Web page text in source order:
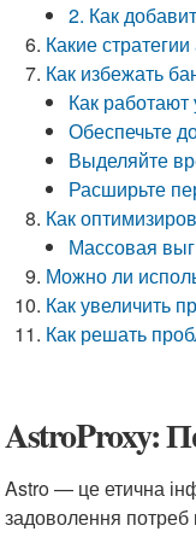
2. Как
Какие
Как избежать
Как
Обеспечьте
Выделяйте
Расширьте
Как
Массовая
Можно ли
Как увеличить
Как решать
AstroProxy:
Astro — це етична
задоволення потреб